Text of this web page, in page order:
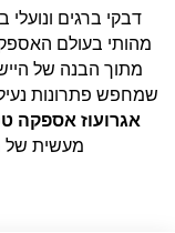
דבקי ברגים
מהותי בעולם
מתוך הבנה של
שמחפש פתרונות
אגרועוז אספקה
מעשית של